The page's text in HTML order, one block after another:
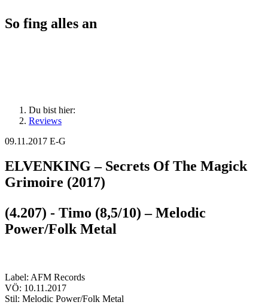
So fing alles an
Du bist hier:
Reviews
09.11.2017 E-G
ELVENKING – Secrets Of The Magick
Grimoire (2017)
(4.207) - Timo (8,5/10) – Melodic
Power/Folk Metal
Label: AFM Records
VÖ: 10.11.2017
Stil: Melodic Power/Folk Metal